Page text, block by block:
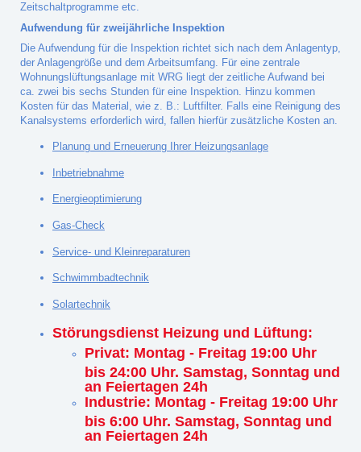
Zeitschaltprogramme etc.
Aufwendung für zweijährliche Inspektion
Die Aufwendung für die Inspektion richtet sich nach dem Anlagentyp,
der Anlagengröße und dem Arbeitsumfang. Für eine zentrale
Wohnungslüftungsanlage mit WRG liegt der zeitliche Aufwand bei
ca. zwei bis sechs Stunden für eine Inspektion. Hinzu kommen
Kosten für das Material, wie z. B.: Luftfilter. Falls eine Reinigung des
Kanalsystems erforderlich wird, fallen hierfür zusätzliche Kosten an.
Planung und Erneuerung Ihrer Heizungsanlage
Inbetriebnahme
Energieoptimierung
Gas-Check
Service- und Kleinreparaturen
Schwimmbadtechnik
Solartechnik
Störungsdienst Heizung und Lüftung:
Privat: Montag - Freitag 19:00 Uhr
bis 24:00 Uhr. Samstag, Sonntag und
an Feiertagen 24h
Industrie: Montag - Freitag 19:00 Uhr
bis 6:00 Uhr. Samstag, Sonntag und
an Feiertagen 24h